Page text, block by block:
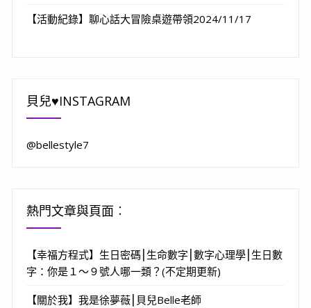
【活動紀錄】聊心話大冒險桌遊帶領2024/11/17
貝兒♥INSTAGRAM
@bellestyle7
熱門文章與頁面︰
【幸福方程式】生日密碼⎮生命數字⎮數字心理學⎮生日數
字：你是１～９號人哪一類？(不定期更新)
【關於我】我是徐夢薇⎮貝兒Belle老師